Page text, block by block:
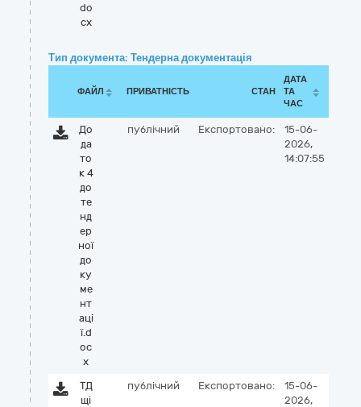
do
cx
Тип документа: Тендерна документація
ФАЙЛ ПРИВАТНІСТЬ СТАН
ДАТА
ТА
ЧАС
До
да
то
к 4
до
те
нд
ер
ної
до
ку
ме
нт
аці
ї.d
oc
x
публічний Експортовано:
15-06-
2026,
14:07:55
ТД
щі
публічний Експортовано:
15-06-
2026,